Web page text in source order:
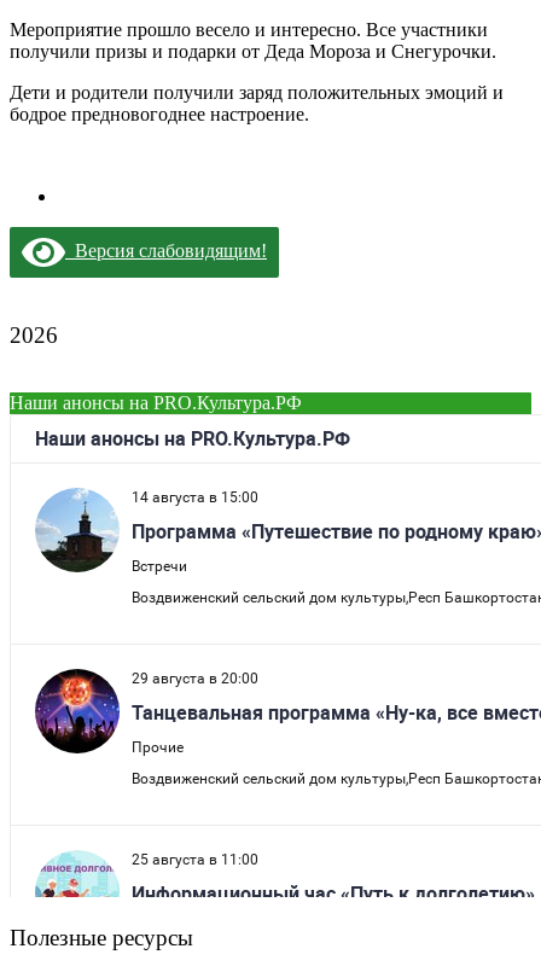
Мероприятие прошло весело и интересно. Все участники
получили призы и подарки от Деда Мороза и Снегурочки.
Дети и родители получили заряд положительных эмоций и
бодрое предновогоднее настроение.
Версия слабовидящим!
2026
Наши анонсы на PRO.Культура.РФ
Полезные ресурсы